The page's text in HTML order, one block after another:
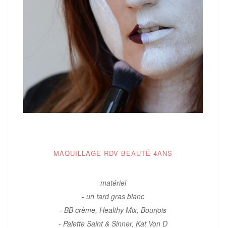
MAQUILLAGE RDV BEAUTÉ 4ANS
matériel
- un fard gras blanc
- BB crème, Healthy Mix, Bourjois
- Palette Saint & Sinner, Kat Von D